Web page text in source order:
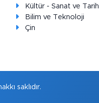
Kültür - Sanat ve Tarih
Bilim ve Teknoloji
Çin
saklıdır.